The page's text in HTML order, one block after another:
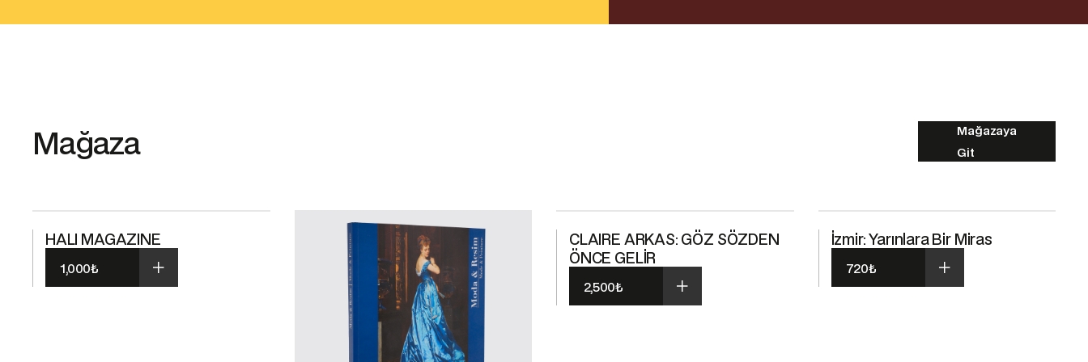
Mağaza
Mağazaya
Git
HALI MAGAZINE
1,000₺
CLAIRE ARKAS: GÖZ SÖZDEN
ÖNCE GELİR
2,500₺
İzmir: Yarınlara Bir Miras
720₺